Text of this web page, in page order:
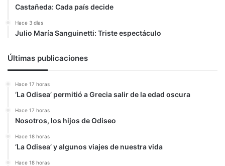
Castañeda: Cada país decide
Hace 3 días
Julio María Sanguinetti: Triste espectáculo
Últimas publicaciones
Hace 17 horas
‘La Odisea’ permitió a Grecia salir de la edad oscura
Hace 17 horas
Nosotros, los hijos de Odiseo
Hace 18 horas
‘La Odisea’ y algunos viajes de nuestra vida
Hace 18 horas